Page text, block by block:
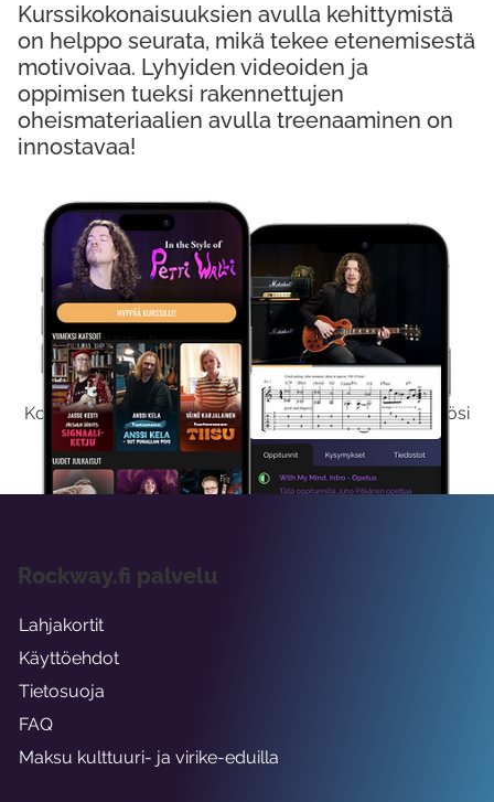
Kokeile Ilmaiseksi
Kokeilemalla ilmaiseksi saat koko sisältömme käyttöösi
viikon ajaksi.
Kurssikokonaisuuksien avulla kehittymistä
on helppo seurata, mikä tekee etenemisestä
motivoivaa. Lyhyiden videoiden ja
oppimisen tueksi rakennettujen
oheismateriaalien avulla treenaaminen on
innostavaa!
Rockway.fi palvelu
Lahjakortit
Käyttöehdot
Tietosuoja
FAQ
Maksu kulttuuri- ja virike-eduilla